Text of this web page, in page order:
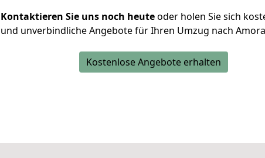
Kontaktieren Sie uns noch heuteoder holen Sie sich
und unverbindliche Angebote für Ihren Umzug nach
Kostenlose Angebote erhalten